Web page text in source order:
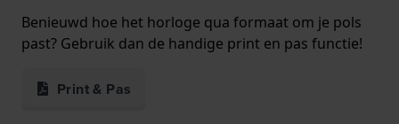
Benieuwd hoe het horloge qua formaat om je pols
past? Gebruik dan de handige print en pas functie!
Print & Pas